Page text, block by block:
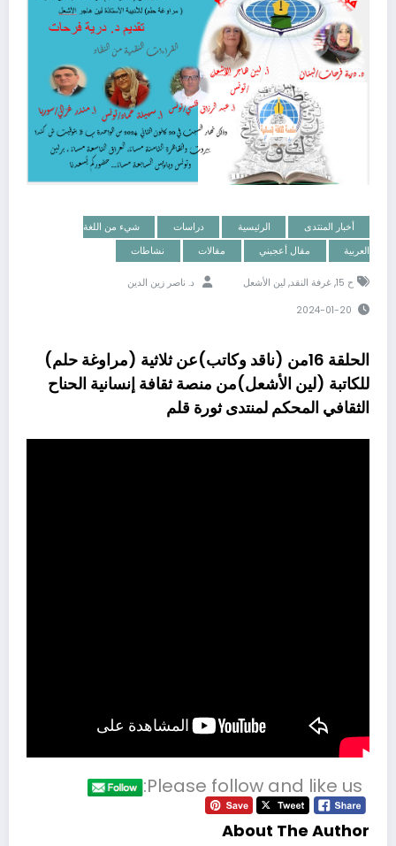
أخبار المنتدى الرئيسية دراسات
شيء من اللغة
العربية
مقال أعجبني مقالات نشاطات
ح 15 , غرفة النقد, لين الأشعل د. ناصر زين الدين
2024-01-20
الحلقة 16من (ناقد وكاتب)عن ثلاثية (مراوغة حلم)
للكاتبة (لين الأشعل)من منصة ثقافة إنسانية الحناح
الثقافي المحكم لمنتدى ثورة قلم
Please follow and like us:
About The Author